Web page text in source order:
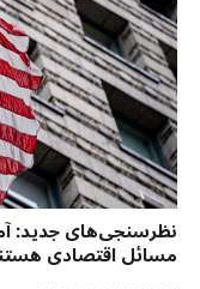
نظرسنجی‌‌های جدید:
مسائل اقتصادی